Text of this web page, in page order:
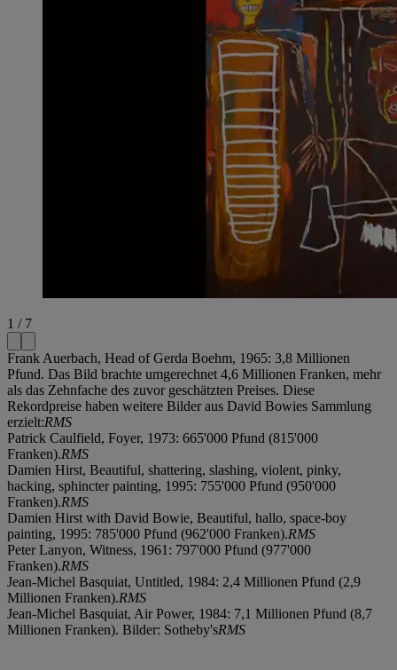
1 / 7
Frank Auerbach, Head of Gerda Boehm, 1965: 3,8 Millionen
Pfund. Das Bild brachte umgerechnet 4,6 Millionen Franken, mehr
als das Zehnfache des zuvor geschätzten Preises. Diese
Rekordpreise haben weitere Bilder aus David Bowies Sammlung
erzielt:RMS
Patrick Caulfield, Foyer, 1973: 665'000 Pfund (815'000
Franken).RMS
Damien Hirst, Beautiful, shattering, slashing, violent, pinky,
hacking, sphincter painting, 1995: 755'000 Pfund (950'000
Franken).RMS
Damien Hirst with David Bowie, Beautiful, hallo, space-boy
painting, 1995: 785'000 Pfund (962'000 Franken).RMS
Peter Lanyon, Witness, 1961: 797'000 Pfund (977'000
Franken).RMS
Jean-Michel Basquiat, Untitled, 1984: 2,4 Millionen Pfund (2,9
Millionen Franken).RMS
Jean-Michel Basquiat, Air Power, 1984: 7,1 Millionen Pfund (8,7
Millionen Franken). Bilder: Sotheby'sRMS